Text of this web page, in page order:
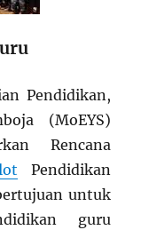
Pendidikan,
(MoEYS)
Rencana
Pendidikan
untuk
guru